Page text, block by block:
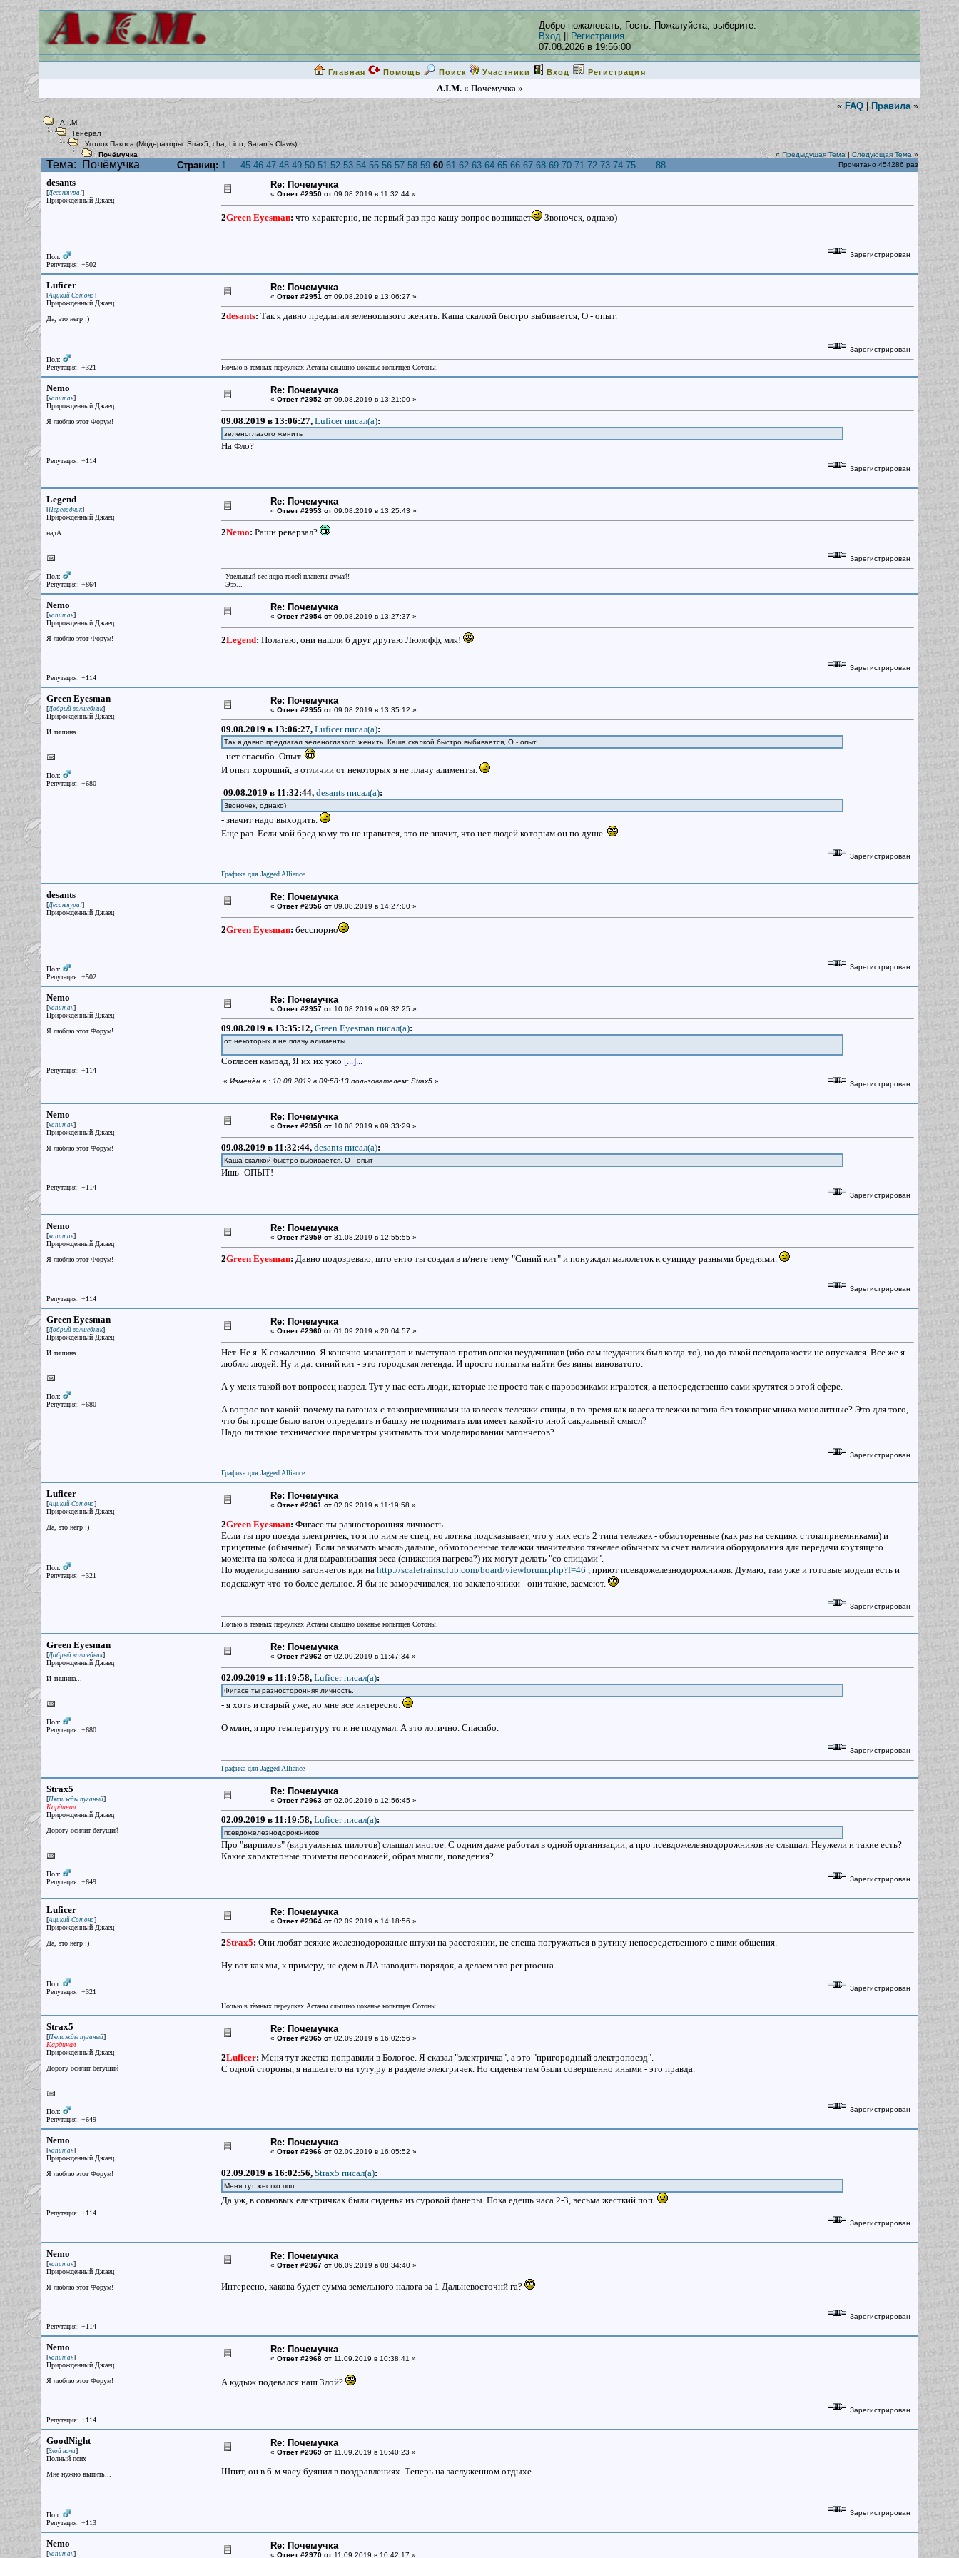
Добро пожаловать, Гость. Пожалуйста, выберите:
Вход
Регистрация.
07.08.2026 в 19:56:00
Главная Помощь Поиск Участники Вход Регистрация
A.I.M.« Почёмучка »
« FAQ | Правила »
A.I.M.
Генерал
Уголок Пакоса (Модераторы: Strax5 cha Lion Satan`s Claws)
Почёмучка
« Предыдущая Тема | Следующая Тема »
Тема: Почёмучка Страниц: 1 ... 45 46 47 48 49 50 51 52 53 54 55 56 57 58 59 60 61 62 63 64 65 66 67 68 69 70 71 72 73 74 75 ... 88 Прочитано 454286 раз
desants
[Десантура!]
Прирожденный Джаец
Пол:
Репутация: +502
Re: Почемучка
« Ответ #2950 от 09.08.2019 в 11:32:44 »
2Green Eyesman: что характерно, не первый раз про кашу вопрос возникает Звоночек, однако)
Зарегистрирован
Luficer
[Аццкий Сотона]
Прирожденный Джаец
Да, это негр :)
Пол:
Репутация: +321
Re: Почемучка
« Ответ #2951 от 09.08.2019 в 13:06:27 »
2desants: Так я давно предлагал зеленоглазого женить. Каша скалкой быстро выбивается, О - опыт.
Зарегистрирован
Ночью в тёмных переулках Астаны слышно цоканье копытцев Сотоны.
Nemo
[капитан]
Прирожденный Джаец
Я люблю этот Форум!
Репутация: +114
Re: Почемучка
« Ответ #2952 от 09.08.2019 в 13:21:00 »
09.08.2019 в 13:06:27, Luficer писал(a):
зеленоглазого женить
На Фло?
Зарегистрирован
Legend
[Переводчик]
Прирожденный Джаец
надА
Пол:
Репутация: +864
Re: Почемучка
« Ответ #2953 от 09.08.2019 в 13:25:43 »
2Nemo: Рашн ревёрзал?
Зарегистрирован
- Удельный вес ядра твоей планеты думай!
- Эээ...
Nemo
[капитан]
Прирожденный Джаец
Я люблю этот Форум!
Репутация: +114
Re: Почемучка
« Ответ #2954 от 09.08.2019 в 13:27:37 »
2Legend: Полагаю, они нашли б друг другаю Люлофф, мля!
Зарегистрирован
Green Eyesman
[Добрый волшебник]
Прирожденный Джаец
И тишина...
Пол:
Репутация: +680
Re: Почемучка
« Ответ #2955 от 09.08.2019 в 13:35:12 »
09.08.2019 в 13:06:27, Luficer писал(a):
Так я давно предлагал зеленоглазого женить. Каша скалкой быстро выбивается, О - опыт.
- нет спасибо. Опыт.
И опыт хороший, в отличии от некоторых я не плачу алименты.
09.08.2019 в 11:32:44, desants писал(a):
Звоночек, однако)
- значит надо выходить.
Еще раз. Если мой бред кому-то не нравится, это не значит, что нет людей которым он по душе.
Зарегистрирован
Графика для Jagged Alliance
desants
[Десантура!]
Прирожденный Джаец
Пол:
Репутация: +502
Re: Почемучка
« Ответ #2956 от 09.08.2019 в 14:27:00 »
2Green Eyesman: бесспорно
Зарегистрирован
Nemo
[капитан]
Прирожденный Джаец
Я люблю этот Форум!
Репутация: +114
Re: Почемучка
« Ответ #2957 от 10.08.2019 в 09:32:25 »
09.08.2019 в 13:35:12, Green Eyesman писал(a):
от некоторых я не плачу алименты.
Согласен камрад, Я их их ужо [...]...
« Изменён в : 10.08.2019 в 09:58:13 пользователем: Strax5 » Зарегистрирован
Nemo
[капитан]
Прирожденный Джаец
Я люблю этот Форум!
Репутация: +114
Re: Почемучка
« Ответ #2958 от 10.08.2019 в 09:33:29 »
09.08.2019 в 11:32:44, desants писал(a):
Каша скалкой быстро выбивается, О - опыт
Ишь- ОПЫТ!
Зарегистрирован
Nemo
[капитан]
Прирожденный Джаец
Я люблю этот Форум!
Репутация: +114
Re: Почемучка
« Ответ #2959 от 31.08.2019 в 12:55:55 »
2Green Eyesman: Давно подозреваю, што енто ты создал в и/нете тему "Синий кит" и понуждал малолеток к суициду разными бреднями.
Зарегистрирован
Green Eyesman
[Добрый волшебник]
Прирожденный Джаец
И тишина...
Пол:
Репутация: +680
Re: Почемучка
« Ответ #2960 от 01.09.2019 в 20:04:57 »
Нет. Не я. К сожалению. Я конечно мизантроп и выступаю против опеки неудачников (ибо сам неудачник был когда-то), но до такой псевдопакости не опускался. Все же я
люблю людей. Ну и да: синий кит - это городская легенда. И просто попытка найти без вины виноватого.
А у меня такой вот вопросец назрел. Тут у нас есть люди, которые не просто так с паровозиками играются, а непосредственно сами крутятся в этой сфере.
А вопрос вот какой: почему на вагонах с токоприемниками на колесах тележки спицы, в то время как колеса тележки вагона без токоприемника монолитные? Это для того,
что бы проще было вагон определить и башку не поднимать или имеет какой-то иной сакральный смысл?
Надо ли такие технические параметры учитывать при моделировании вагончегов?
Зарегистрирован
Графика для Jagged Alliance
Luficer
[Аццкий Сотона]
Прирожденный Джаец
Да, это негр :)
Пол:
Репутация: +321
Re: Почемучка
« Ответ #2961 от 02.09.2019 в 11:19:58 »
2Green Eyesman: Фигасе ты разносторонняя личность.
Если ты про поезда электричек, то я по ним не спец, но логика подсказывает, что у них есть 2 типа тележек - обмоторенные (как раз на секциях с токоприемниками) и
прицепные (обычные). Если развивать мысль дальше, обмоторенные тележки значительно тяжелее обычных за счет наличия оборудования для передачи крутящего
момента на колеса и для выравнивания веса (снижения нагрева?) их могут делать "со спицами".
По моделированию вагончегов иди на http://scaletrainsclub.com/board/viewforum.php?f=46 , приют псевдожелезнодорожников. Думаю, там уже и готовые модели есть и
подскажут что-то более дельное. Я бы не заморачивался, но заклепочники - они такие, засмеют.
Зарегистрирован
Ночью в тёмных переулках Астаны слышно цоканье копытцев Сотоны.
Green Eyesman
[Добрый волшебник]
Прирожденный Джаец
И тишина...
Пол:
Репутация: +680
Re: Почемучка
« Ответ #2962 от 02.09.2019 в 11:47:34 »
02.09.2019 в 11:19:58, Luficer писал(a):
Фигасе ты разносторонняя личность.
- я хоть и старый уже, но мне все интересно.
О млин, я про температуру то и не подумал. А это логично. Спасибо.
Зарегистрирован
Графика для Jagged Alliance
Strax5
[Пятижды пуганый]
Кардинал
Прирожденный Джаец
Дорогу осилит бегущий
Пол:
Репутация: +649
Re: Почемучка
« Ответ #2963 от 02.09.2019 в 12:56:45 »
02.09.2019 в 11:19:58, Luficer писал(a):
псевдожелезнодорожников
Про "вирпилов" (виртуальных пилотов) слышал многое. С одним даже работал в одной организации, а про псевдожелезнодорожников не слышал. Неужели и такие есть?
Какие характерные приметы персонажей, образ мысли, поведения?
Зарегистрирован
Luficer
[Аццкий Сотона]
Прирожденный Джаец
Да, это негр :)
Пол:
Репутация: +321
Re: Почемучка
« Ответ #2964 от 02.09.2019 в 14:18:56 »
2Strax5: Они любят всякие железнодорожные штуки на расстоянии, не спеша погружаться в рутину непосредственного с ними общения.
Ну вот как мы, к примеру, не едем в ЛА наводить порядок, а делаем это per procura.
Зарегистрирован
Ночью в тёмных переулках Астаны слышно цоканье копытцев Сотоны.
Strax5
[Пятижды пуганый]
Кардинал
Прирожденный Джаец
Дорогу осилит бегущий
Пол:
Репутация: +649
Re: Почемучка
« Ответ #2965 от 02.09.2019 в 16:02:56 »
2Luficer: Меня тут жестко поправили в Бологое. Я сказал "электричка", а это "пригородный электропоезд".
С одной стороны, я нашел его на туту.ру в разделе электричек. Но сиденья там были совершенно иными - это правда.
Зарегистрирован
Nemo
[капитан]
Прирожденный Джаец
Я люблю этот Форум!
Репутация: +114
Re: Почемучка
« Ответ #2966 от 02.09.2019 в 16:05:52 »
02.09.2019 в 16:02:56, Strax5 писал(a):
Меня тут жестко поп
Да уж, в совковых електричках были сиденья из суровой фанеры. Пока едешь часа 2-3, весьма жесткий поп.
Зарегистрирован
Nemo
[капитан]
Прирожденный Джаец
Я люблю этот Форум!
Репутация: +114
Re: Почемучка
« Ответ #2967 от 06.09.2019 в 08:34:40 »
Интересно, какова будет сумма земельного налога за 1 Дальневосточнй га?
Зарегистрирован
Nemo
[капитан]
Прирожденный Джаец
Я люблю этот Форум!
Репутация: +114
Re: Почемучка
« Ответ #2968 от 11.09.2019 в 10:38:41 »
А кудыж подевался наш Злой?
Зарегистрирован
GoodNight
[Злой ночи]
Полный псих
Мне нужно выпить...
Пол:
Репутация: +113
Re: Почемучка
« Ответ #2969 от 11.09.2019 в 10:40:23 »
Шпит, он в 6-м часу буянил в поздравлениях. Теперь на заслуженном отдыхе.
Зарегистрирован
Nemo
[капитан]
Re: Почемучка
« Ответ #2970 от 11.09.2019 в 10:42:17 »